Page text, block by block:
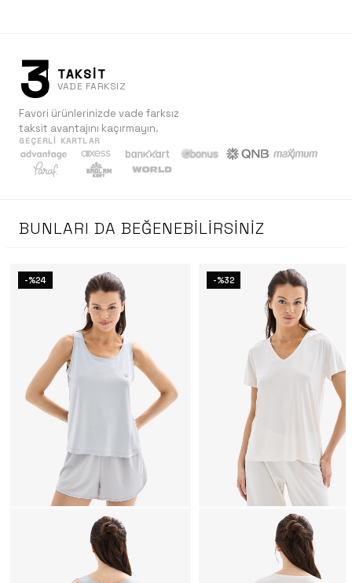
3 TAKSİT
VADE FARKSIZ
Favori ürünlerinizde vade farksız
taksit avantajını kaçırmayın.
GEÇERLI KARTLAR
BUNLARI DA BEĞENEBILIRSINIZ
-%24 -%32